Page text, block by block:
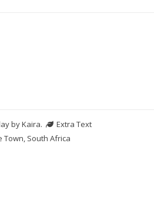
byKaira.
Extra Text
Town, South Africa